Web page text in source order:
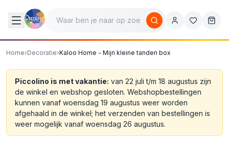
Home›Decoratie›Kaloo Home - Mijn kleine tanden box
Piccolino is met vakantie: van 22 juli t/m 18 augustus zijn
de winkel en webshop gesloten. Webshopbestellingen
kunnen vanaf woensdag 19 augustus weer worden
afgehaald in de winkel; het verzenden van bestellingen is
weer mogelijk vanaf woensdag 26 augustus.